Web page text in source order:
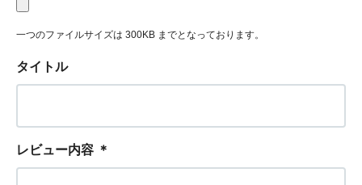
一つのファイルサイズは 300KB までとなっております。
タイトル
レビュー内容 ＊